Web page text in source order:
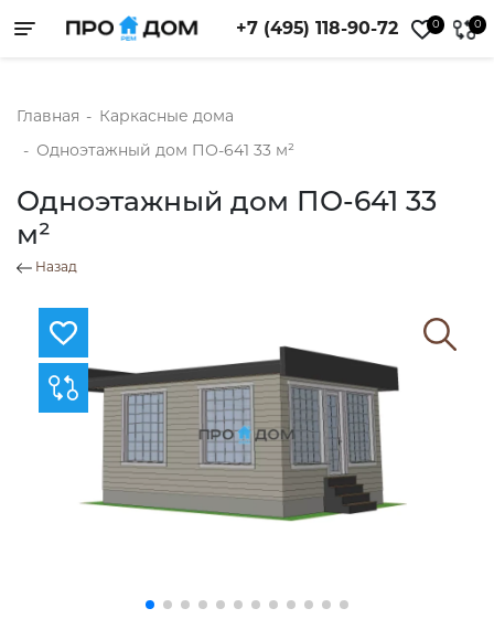
Toggle navigation +7 (495) 118-90-72 0 0
Главная - Каркасные дома
- Одноэтажный дом ПО-641 33 м²
Одноэтажный дом ПО-641 33
м²
Назад